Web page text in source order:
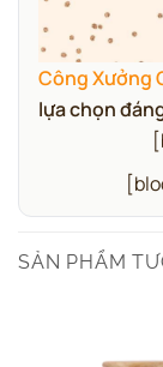
Công Xưởng
lựa chọn
SẢN PHẨM